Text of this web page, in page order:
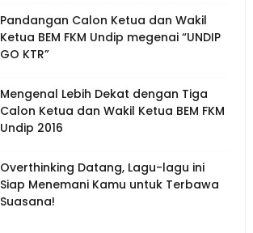
Pandangan Calon Ketua dan Wakil
Ketua BEM FKM Undip megenai “UNDIP
GO KTR”
Mengenal Lebih Dekat dengan Tiga
Calon Ketua dan Wakil Ketua BEM FKM
Undip 2016
Overthinking Datang, Lagu-lagu ini
Siap Menemani Kamu untuk Terbawa
Suasana!